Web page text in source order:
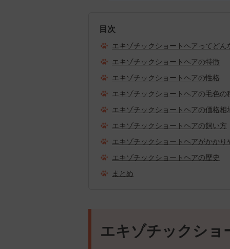
目次
エキゾチックショートヘアってどん
エキゾチックショートヘアの特徴
エキゾチックショートヘアの性格
エキゾチックショートヘアの毛色の
エキゾチックショートヘアの価格相
エキゾチックショートヘアの飼い方
エキゾチックショートヘアがかかり
エキゾチックショートヘアの歴史
まとめ
エキゾチックショ